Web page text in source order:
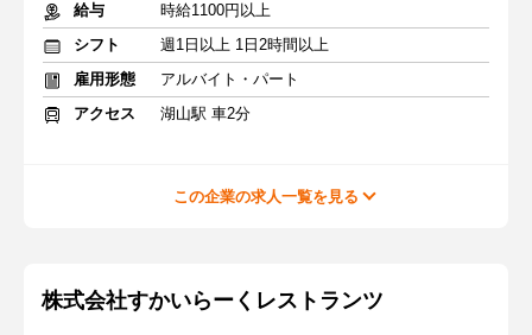
給与
時給1100円以上
シフト
週1日以上 1日2時間以上
雇用形態
アルバイト・パート
アクセス
湖山駅 車2分
この企業の求人一覧を見る
株式会社すかいらーくレストランツ